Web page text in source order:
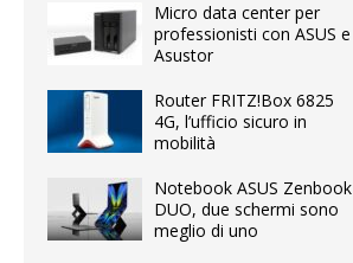
Micro data center per
professionisti con ASUS e
Asustor
Router FRITZ!Box 6825
4G, l’ufficio sicuro in
mobilità
Notebook ASUS Zenbook
DUO, due schermi sono
meglio di uno